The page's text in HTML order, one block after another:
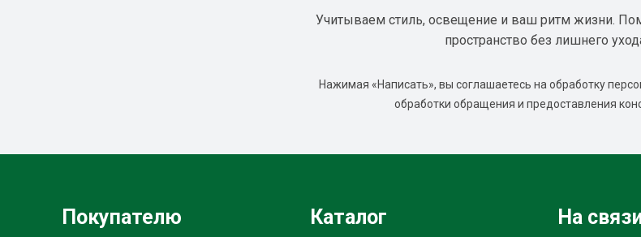
Учитываем стиль, освещение и ваш ритм жизни.
пространство без лишнего
Нажимая «Написать», вы соглашаетесь на обработку
обработки обращения и предоставления
Покупателю Каталог На